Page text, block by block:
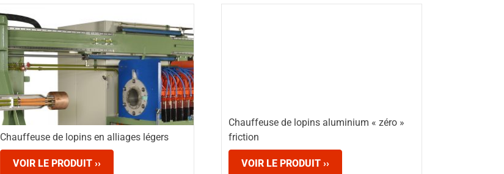
Chauffeuse de lopins en alliages légers
VOIR LE PRODUIT ››
Chauffeuse de lopins aluminium « zéro »
friction
VOIR LE PRODUIT ››